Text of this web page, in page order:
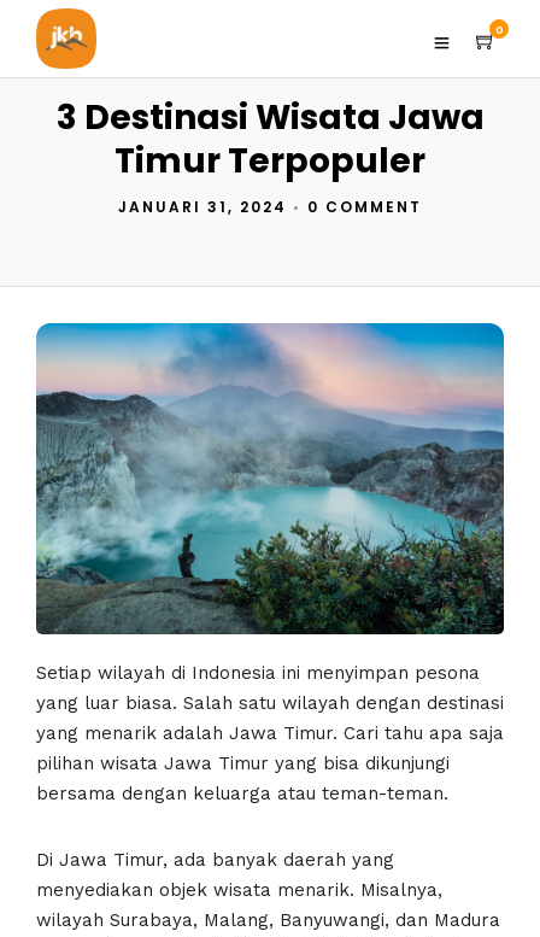
0
3 Destinasi Wisata Jawa
Timur Terpopuler
JANUARI 31, 2024 • 0 COMMENT
Setiap wilayah di Indonesia ini menyimpan pesona
yang luar biasa. Salah satu wilayah dengan destinasi
yang menarik adalah Jawa Timur. Cari tahu apa saja
pilihan wisata Jawa Timur yang bisa dikunjungi
bersama dengan keluarga atau teman-teman.
Di Jawa Timur, ada banyak daerah yang
menyediakan objek wisata menarik. Misalnya,
wilayah Surabaya, Malang, Banyuwangi, dan Madura